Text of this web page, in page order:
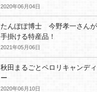
2020年06月04日
たんぽぽ博士 今野孝一さんが
手掛ける特産品！
2021年05月06日
秋田まるごとペロリキャンディ
ー
2020年06月10日